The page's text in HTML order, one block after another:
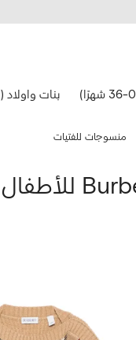
بنات واولاد (2-12 سنة)
منسوجات للفتيات